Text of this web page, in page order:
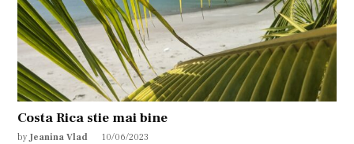
Costa Rica stie mai bine
by Jeanina Vlad 10/06/2023